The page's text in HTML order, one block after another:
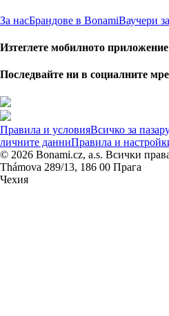
За насБрандове в BonamiВаучери
Изтеглете мобилното приложение
Последвайте ни в социалните
Правила и условияВсичко за
личните данниПравила и
© 2026 Bonami.cz, a.s. Всички
Thámova 289/13, 186 00 Прага
Чехия